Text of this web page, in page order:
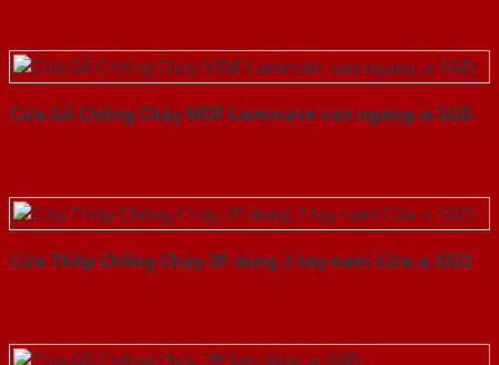
Cửa Gỗ Chống Cháy MDF Laminate van ngang-a-SGD
Cửa Thép Chống Cháy 2P dung 2 tay nam Cửa-a-SGD